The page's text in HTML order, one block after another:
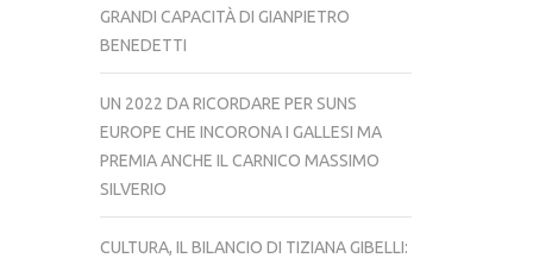
GRANDI CAPACITÀ DI GIANPIETRO
BENEDETTI
UN 2022 DA RICORDARE PER SUNS
EUROPE CHE INCORONA I GALLESI MA
PREMIA ANCHE IL CARNICO MASSIMO
SILVERIO
CULTURA, IL BILANCIO DI TIZIANA GIBELLI: